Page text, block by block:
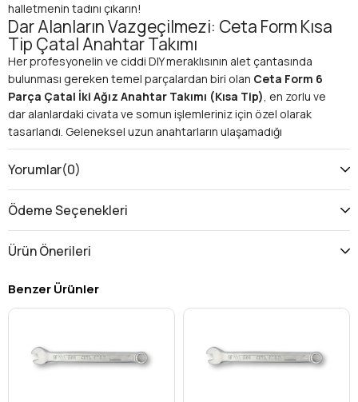
halletmenin tadını çıkarın!
Dar Alanların Vazgeçilmezi: Ceta Form Kısa
Tip Çatal Anahtar Takımı
Her profesyonelin ve ciddi DIY meraklısının alet çantasında
bulunması gereken temel parçalardan biri olan Ceta Form 6
Parça Çatal İki Ağız Anahtar Takımı (Kısa Tip), en zorlu ve
dar alanlardaki civata ve somun işlemleriniz için özel olarak
tasarlandı. Geleneksel uzun anahtarların ulaşamadığı
köşelerde, motor bölmelerinde veya sıkışık makine
aksamlarında hassas ve güçlü bir tutuş sağlayan bu takım,
görünen yerler bile sizin için bir sorun olmaktan çıkacak!
Neden Ceta Form Kısa Tip Anahtar Takımı? Avantajları
Ceta Form kalitesiyle üretilen bu
uzun ömürlü ve güvenilir bir kullanım vaat eder. İşlevselliği ve
dayanıklılığı bir araya getiren bu takımın öne çıkan özellikleri:
ömürlülük için özel olarak seçilmiş
çeliğinden üretilmiştir. Bu sayede en zorlu tork
Yorumlar(0)
Ödeme Seçenekleri
Ürün Önerileri
Benzer Ürünler